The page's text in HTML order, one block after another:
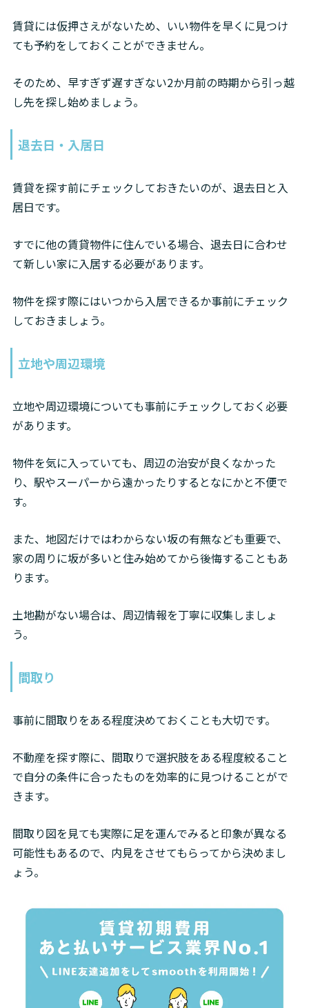
賃貸には仮押さえがないため、いい物件を早くに見つけ
ても予約をしておくことができません。
そのため、早すぎず遅すぎない2か月前の時期から引っ越
し先を探し始めましょう。
退去日・入居日
賃貸を探す前にチェックしておきたいのが、退去日と入
居日です。
すでに他の賃貸物件に住んでいる場合、退去日に合わせ
て新しい家に入居する必要があります。
物件を探す際にはいつから入居できるか事前にチェック
しておきましょう。
立地や周辺環境
立地や周辺環境についても事前にチェックしておく必要
があります。
物件を気に入っていても、周辺の治安が良くなかった
り、駅やスーパーから遠かったりするとなにかと不便で
す。
また、地図だけではわからない坂の有無なども重要で、
家の周りに坂が多いと住み始めてから後悔することもあ
ります。
土地勘がない場合は、周辺情報を丁寧に収集しましょ
う。
間取り
事前に間取りをある程度決めておくことも大切です。
不動産を探す際に、間取りで選択肢をある程度絞ること
で自分の条件に合ったものを効率的に見つけることがで
きます。
間取り図を見ても実際に足を運んでみると印象が異なる
可能性もあるので、内見をさせてもらってから決めまし
ょう。